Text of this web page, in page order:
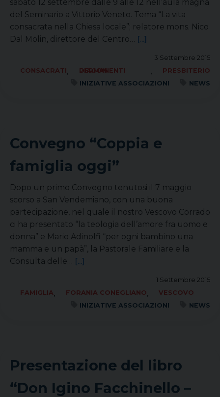
sabato 12 settembre dalle 9 alle 12 nell’aula magna
del Seminario a Vittorio Veneto. Tema “La vita
consacrata nella Chiesa locale”; relatore mons. Nico
Dal Molin, direttore del Centro… [...]
3 Settembre 2015
CONSACRATI, DIACONI PERMANENTI ,
PRESBITERIO
INIZIATIVE ASSOCIAZIONI
NEWS
Convegno “Coppia e
famiglia oggi”
Dopo un primo Convegno tenutosi il 7 maggio
scorso a San Vendemiano, con una buona
partecipazione, nel quale il nostro Vescovo Corrado
ci ha presentato “la teologia dell’amore fra uomo e
donna” e Mario Adinolfi “per ogni bambino una
mamma e un papà”, la Pastorale Familiare e la
Consulta delle… [...]
1 Settembre 2015
FAMIGLIA, FORANIA CONEGLIANO,
VESCOVO
INIZIATIVE ASSOCIAZIONI
NEWS
Presentazione del libro
“Don Igino Facchinello –